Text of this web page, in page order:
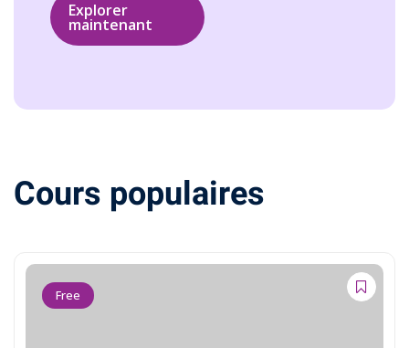
Explorer
maintenant
Cours populaires
Free